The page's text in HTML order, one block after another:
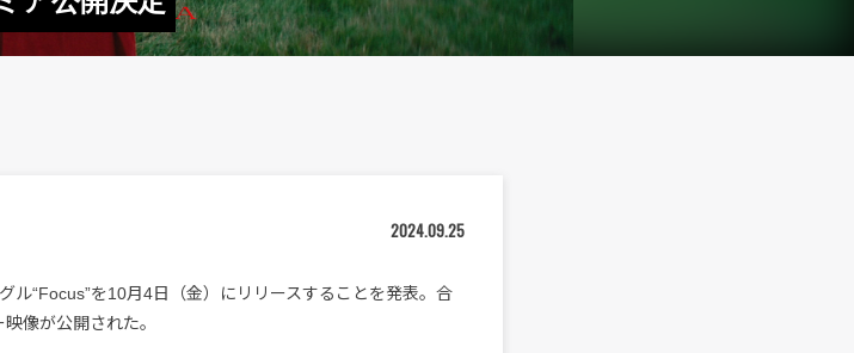
2024.09.25
ル“Focus”を10月4日（金）にリリースすることを発表。合
像が公開された。